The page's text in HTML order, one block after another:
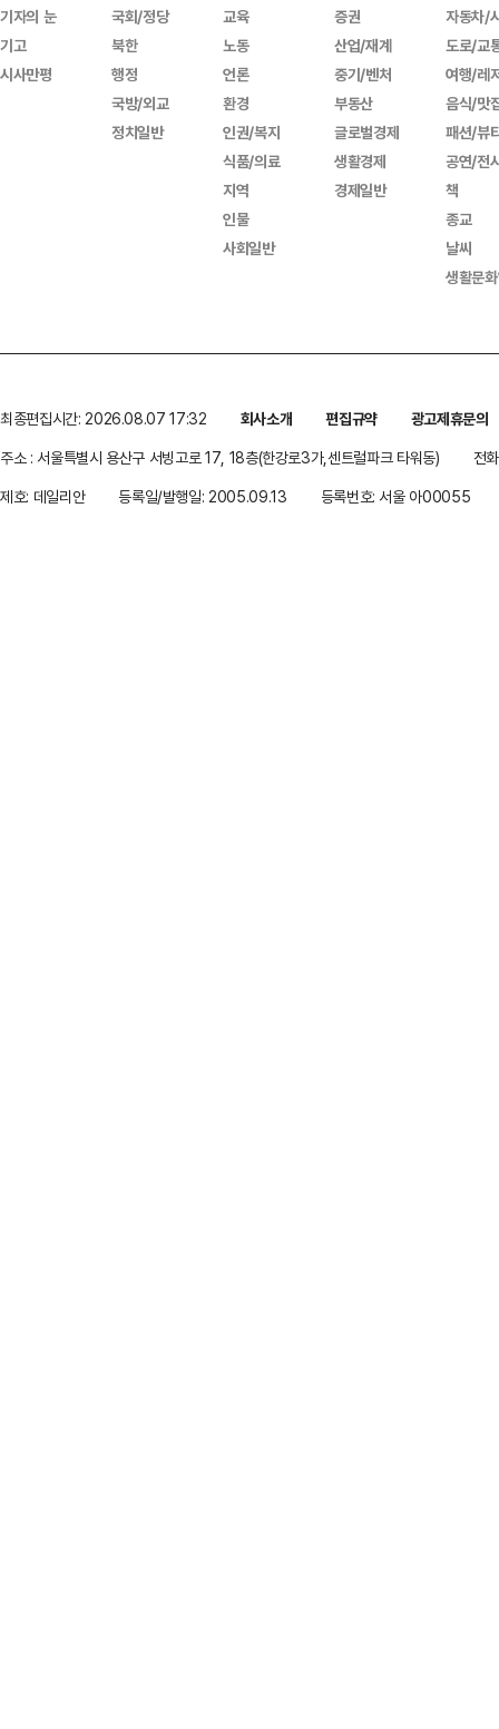
기자의 눈
기고
시사만평
국회/정당
북한
행정
국방/외교
정치일반
교육
노동
언론
환경
인권/복지
식품/의료
지역
인물
사회일반
증권
산업/재계
중기/벤처
부동산
글로벌경제
생활경제
경제일반
자동차/
도로/교
여행/레
음식/맛
패션/뷰
공연/전
책
종교
날씨
생활문
최종편집시간: 2026.08.07 17:32 회사소개 편집규약
광고제휴문의
주소 : 서울특별시 용산구 서빙고로 17, 18층(한강로3가,센트럴파크 타워동)
전
제호: 데일리안
등록일/발행일: 2005.09.13 등록번호: 서울 아00055